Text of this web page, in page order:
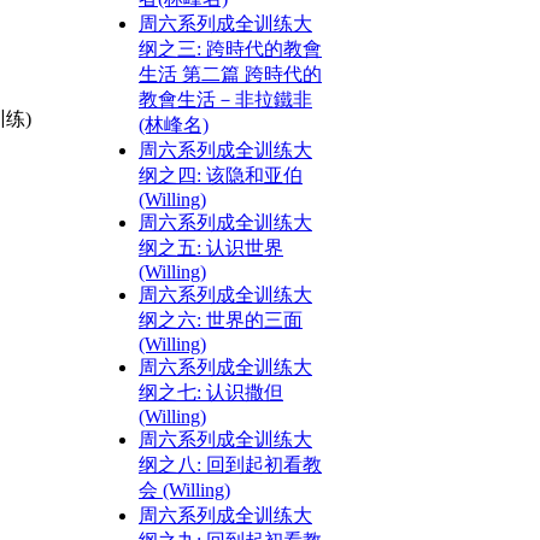
练)
周六系列成全训练大
纲之三: 跨時代的教會
生活 第二篇 跨時代的
教會生活－非拉鐵非
(林峰名)
周六系列成全训练大
纲之四: 该隐和亚伯
(Willing)
周六系列成全训练大
纲之五: 认识世界
(Willing)
周六系列成全训练大
纲之六: 世界的三面
(Willing)
周六系列成全训练大
纲之七: 认识撒但
(Willing)
周六系列成全训练大
纲之八: 回到起初看教
会 (Willing)
周六系列成全训练大